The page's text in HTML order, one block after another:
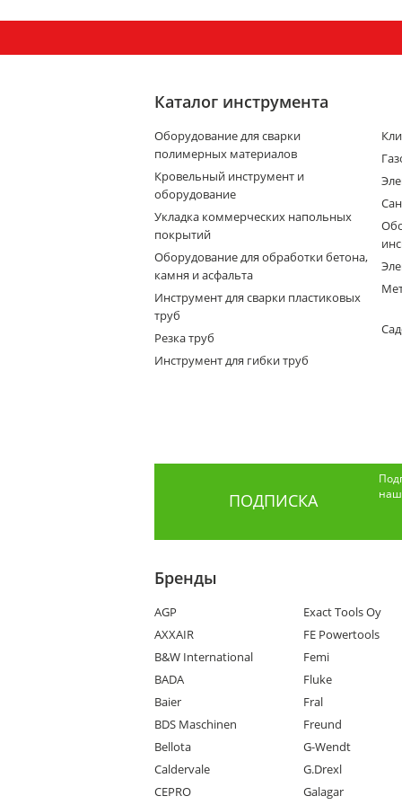
Каталог инструмента
Оборудование для сварки
полимерных материалов
Кровельный инструмент и
оборудование
Укладка коммерческих напольных
покрытий
Оборудование для обработки бетона,
камня и асфальта
Инструмент для сварки пластиковых
труб
Резка труб
Инструмент для гибки труб
ПОДПИСКА
Бренды
AGP
AXXAIR
B&W International
BADA
Baier
BDS Maschinen
Bellota
Caldervale
CEPRO
Exact Tools Oy
FE Powertools
Femi
Fluke
Fral
Freund
G-Wendt
G.Drexl
Galagar